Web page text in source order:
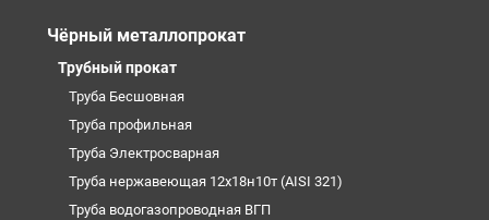
Чёрный металлопрокат
Трубный прокат
Труба Бесшовная
Труба профильная
Труба Электросварная
Труба нержавеющая 12х18н10т (AISI 321)
Труба водогазопроводная ВГП